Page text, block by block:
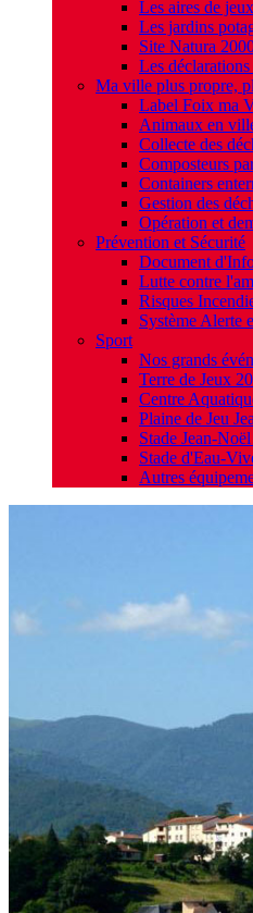
Les aires de jeux
Les jardins
Site Natura
Les
Ma ville plus propre,
Label Foix ma
Animaux en
Collecte des
Composteurs
Containers
Gestion des
Opération et
Prévention et Sécurité
Document
Lutte contre
Risques
Système Alerte
Sport
Nos grands
Terre de Jeux
Centre
Plaine de Jeu
Stade Jean-
Stade d'Eau-
Autres